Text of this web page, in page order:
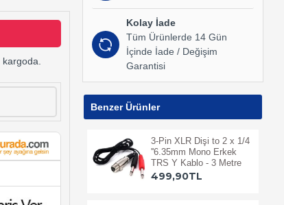
kargoda.
Kolay İade
Tüm Ürünlerde 14 Gün
İçinde İade / Değişim
Garantisi
Benzer Ürünler
3-Pin XLR Dişi to 2 x 1/4
''6.35mm Mono Erkek
TRS Y Kablo - 3 Metre
499,90TL